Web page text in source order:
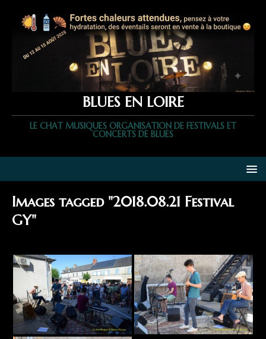
BLUES EN LOIRE
LE CHAT MUSIQUES ORGANISATION DE FESTIVALS ET
CONCERTS DE BLUES
Images tagged "2018.08.21 Festival
GY"